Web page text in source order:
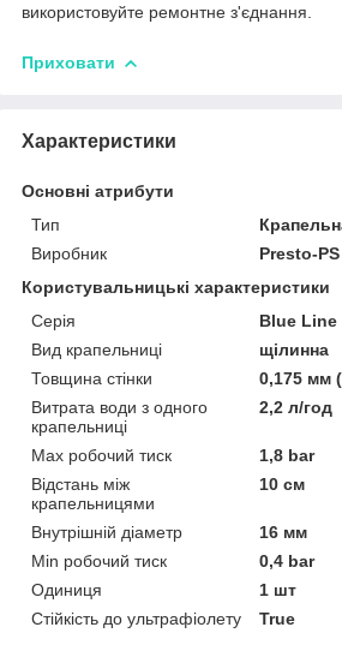
використовуйте ремонтне з'єднання.
Приховати
Характеристики
Основні атрибути
Тип
Виробник
Presto-PS
Користувальницькі характеристики
Серія
Blue Line
Вид крапельниці
щілинна
Товщина стінки
0,175 мм
Витрата води з одного
крапельниці
2,2 л/год
Max робочий тиск
1,8 bar
Відстань між
крапельницями
10 см
Внутрішній діаметр
16 мм
Min робочий тиск
0,4 bar
Одиниця
1 шт
Стійкість до ультрафіолету
True